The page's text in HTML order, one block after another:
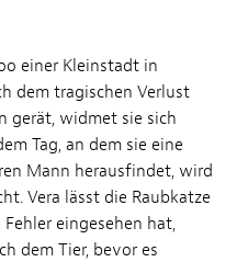
einer Kleinstadt in
dem tragischen Verlust
gerät, widmet sie sich
Tag, an dem sie eine
Mann herausfindet, wird
Vera lässt die Raubkatze
eingesehen hat,
dem Tier, bevor es